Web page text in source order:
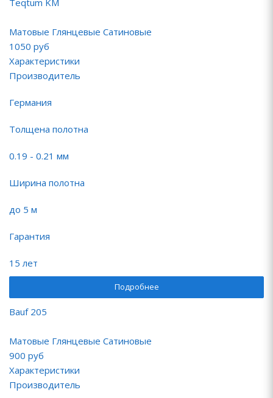
Teqtum KM
Матовые Глянцевые Сатиновые
1050 руб
Характеристики
Производитель
Германия
Толщена полотна
0.19 - 0.21 мм
Ширина полотна
до 5 м
Гарантия
15 лет
Подробнее
Bauf 205
Матовые Глянцевые Сатиновые
900 руб
Характеристики
Производитель